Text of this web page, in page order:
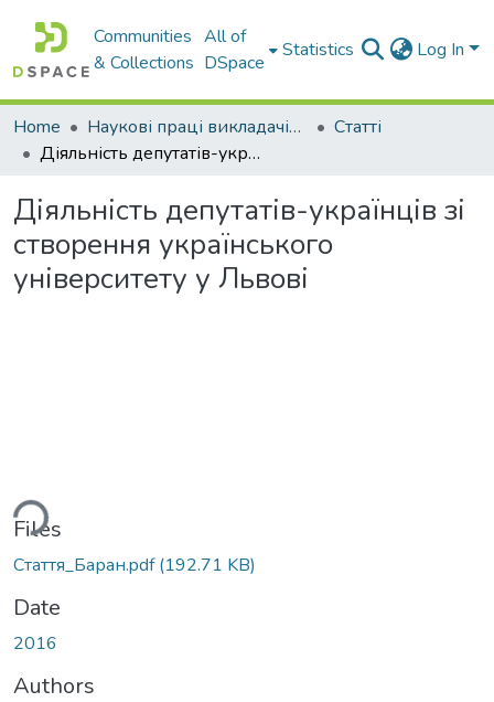
Communities
& Collections
All of
DSpace
Statistics Log In
Home Наукові праці викладачів Західноукраїнського Національного Університету
Статті
Діяльність депутатів-українців зі створення українського університету у Львові
Діяльність депутатів-українців зі
створення українського
університету у Львові
Files
Стаття_Баран.pdf(192.71 KB)
Date
2016
Authors